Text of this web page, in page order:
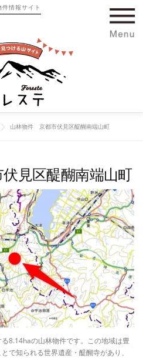
件情報サイト
山林物件 京都市伏見区醍醐南端山町
見区醍醐南端山町
8.14haの山林物件です。この地域は豊
で知られる世界遺産・醍醐寺があり、